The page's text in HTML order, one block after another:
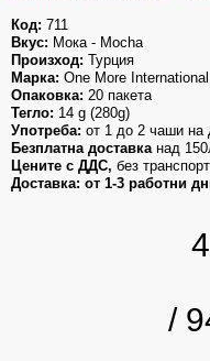
Код: 711
Вкус: Мока
Произход: Турция
Марка: One More International
Опаковка: 20 пакета
Тегло: 14 g (280g)
Употреба: от 1 до 2 чаши на
Безплатна доставка
Цените с ДДС, без
Доставка: от 1-3 работни
/